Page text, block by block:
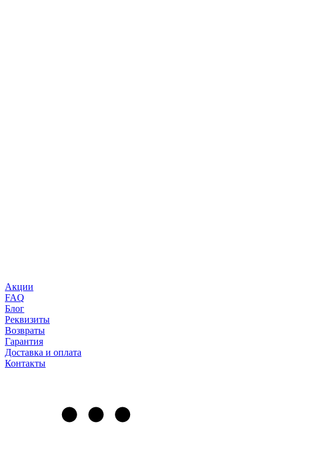
Акции
FAQ
Блог
Реквизиты
Возвраты
Гарантия
Доставка и оплата
Контакты